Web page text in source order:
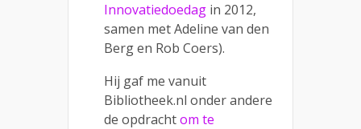
Innovatiedoedag in 2012,
samen met Adeline van den
Berg en Rob Coers).
Hij gaf me vanuit
Bibliotheek.nl onder andere
de opdrachtom te